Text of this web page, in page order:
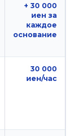
+ 30 000
иен за
каждое
основание
30 000
иен/час